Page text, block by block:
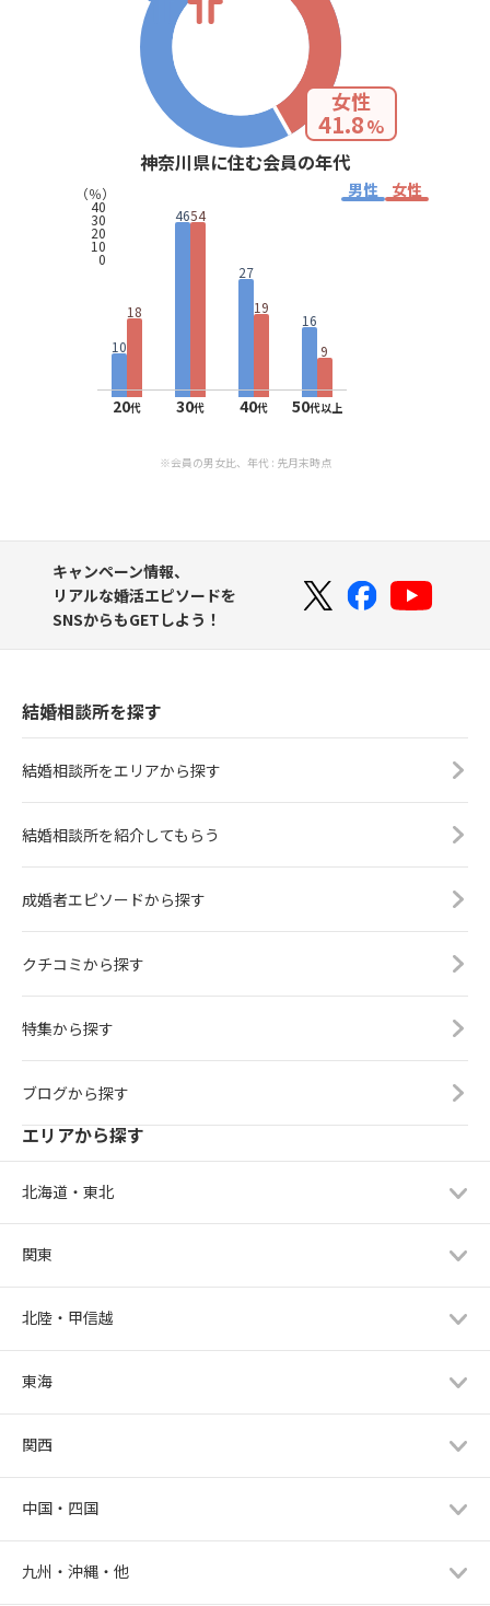
女性
41.8%
神奈川県に住む会員の年代
男性 女性
（％）
40
30
20
10
0
10
18
20代
4654
30代
27
19
40代
16
9
50代以上
※会員の男女比、年代 : 先月末時点
キャンペーン情報、
リアルな婚活エピソードを
SNSからもGETしよう！
結婚相談所を探す
結婚相談所をエリアから探す
結婚相談所を紹介してもらう
成婚者エピソードから探す
クチコミから探す
特集から探す
ブログから探す
エリアから探す
北海道・東北
関東
北陸・甲信越
東海
関西
中国・四国
九州・沖縄・他